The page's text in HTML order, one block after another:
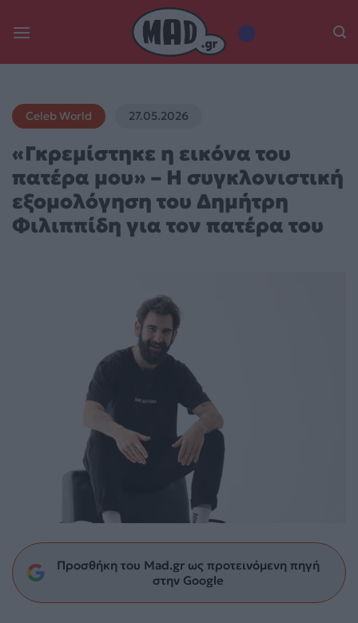
Celeb World 27.05.2026
«Γκρεμίστηκε η εικόνα του
πατέρα μου» – Η συγκλονιστική
εξομολόγηση του Δημήτρη
Φιλιππίδη για τον πατέρα του
Προσθήκη του Mad.gr ως προτεινόμενη πηγή
στην Google